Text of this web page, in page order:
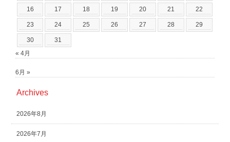
16 17 18 19 20 21 22
23 24 25 26 27 28 29
30
31
« 4月
6月 »
Archives
2026年8月
2026年7月